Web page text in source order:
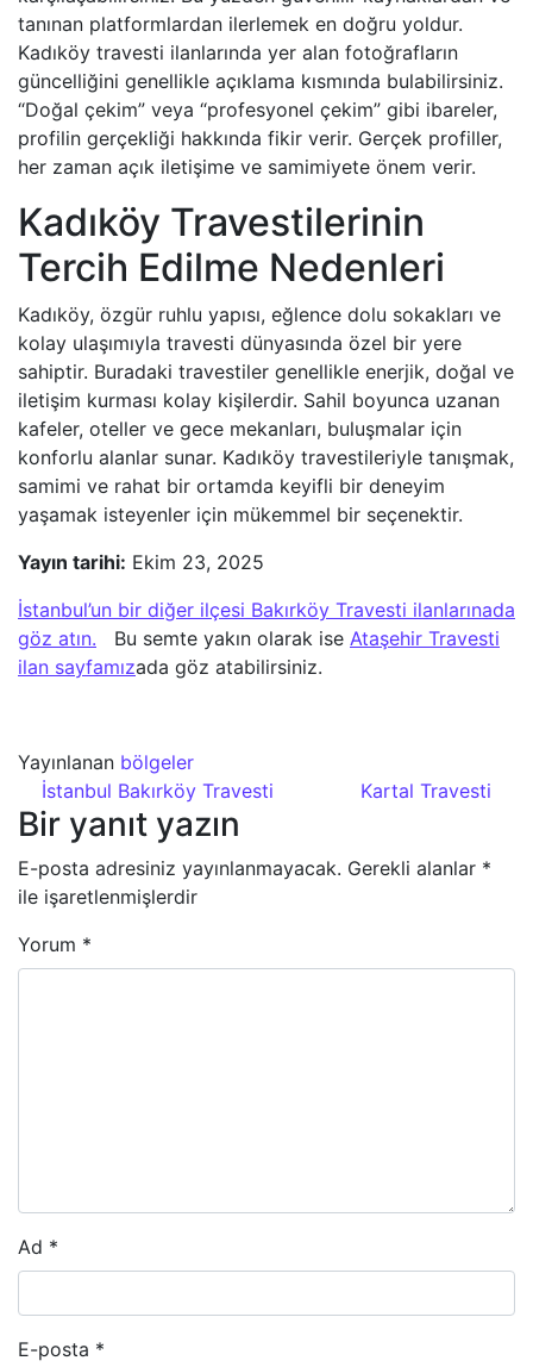
tanınan platformlardan ilerlemek en doğru yoldur.
Kadıköy travesti ilanlarında yer alan fotoğrafların
güncelliğini genellikle açıklama kısmında bulabilirsiniz.
“Doğal çekim” veya “profesyonel çekim” gibi ibareler,
profilin gerçekliği hakkında fikir verir. Gerçek profiller,
her zaman açık iletişime ve samimiyete önem verir.
Kadıköy Travestilerinin
Tercih Edilme Nedenleri
Kadıköy, özgür ruhlu yapısı, eğlence dolu sokakları ve
kolay ulaşımıyla travesti dünyasında özel bir yere
sahiptir. Buradaki travestiler genellikle enerjik, doğal ve
iletişim kurması kolay kişilerdir. Sahil boyunca uzanan
kafeler, oteller ve gece mekanları, buluşmalar için
konforlu alanlar sunar. Kadıköy travestileriyle tanışmak,
samimi ve rahat bir ortamda keyifli bir deneyim
yaşamak isteyenler için mükemmel bir seçenektir.
Yayın tarihi: Ekim 23, 2025
İstanbul’un bir diğer ilçesi Bakırköy Travesti ilanlarınada
göz atın. Bu semte yakın olarak ise Ataşehir Travesti
ilan sayfamızada göz atabilirsiniz.
Yayınlanan bölgeler
Yazı dolaşımı
İstanbul Bakırköy Travesti Kartal Travesti
Bir yanıt yazın
E-posta adresiniz yayınlanmayacak. Gerekli alanlar *
ile işaretlenmişlerdir
Yorum *
Ad *
E-posta *